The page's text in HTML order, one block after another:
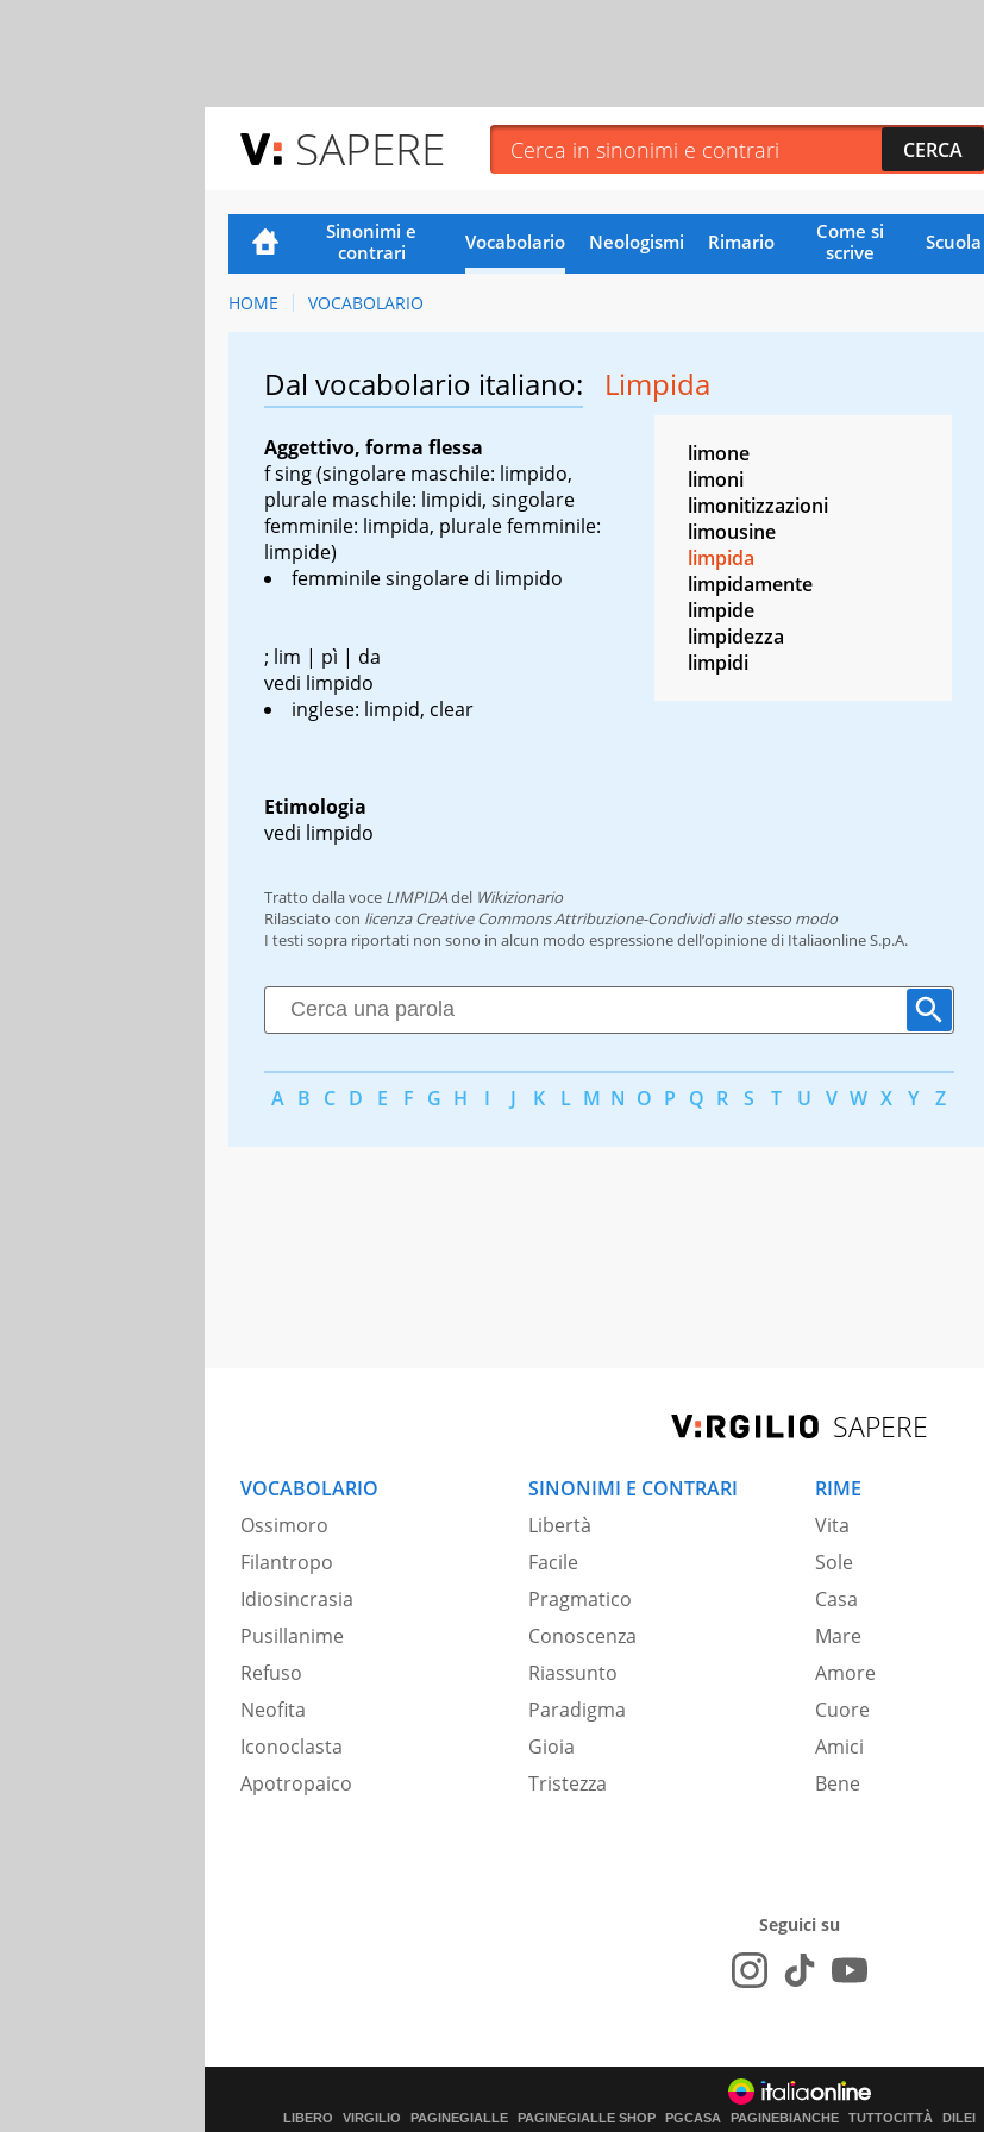
SAPERE
Sinonimi e
contrari
Vocabolario Neologismi Rimario
Come si
scrive
Scuola
HOME VOCABOLARIO
Dal vocabolario italiano: Limpida
Aggettivo, forma flessa
f sing(singolare maschile: limpido,
plurale maschile: limpidi, singolare
femminile: limpida, plurale femminile:
limpide)
femminile singolare di limpido
; lim | pì | da
vedi limpido
inglese: limpid, clear
Etimologia
vedi limpido
limone
limoni
limonitizzazioni
limousine
limpida
limpidamente
limpide
limpidezza
limpidi
Tratto dalla voce LIMPIDAdel Wikizionario
Rilasciato con licenza Creative Commons Attribuzione-Condividi allo stesso modo
I testi sopra riportati non sono in alcun modo espressione dell’opinione di Italiaonline S.p.A.
A B C D E F G H I J K L M N O P Q R S T U V W X Y Z
SAPERE
VOCABOLARIO
Ossimoro
Filantropo
Idiosincrasia
Pusillanime
Refuso
Neofita
Iconoclasta
Apotropaico
SINONIMI E CONTRARI
Libertà
Facile
Pragmatico
Conoscenza
Riassunto
Paradigma
Gioia
Tristezza
RIME
Vita
Sole
Casa
Mare
Amore
Cuore
Amici
Bene
Seguici su
LIBERO VIRGILIO PAGINEGIALLE PAGINEGIALLE SHOP PGCASA PAGINEBIANCHE TUTTOCITTÀ DILEI